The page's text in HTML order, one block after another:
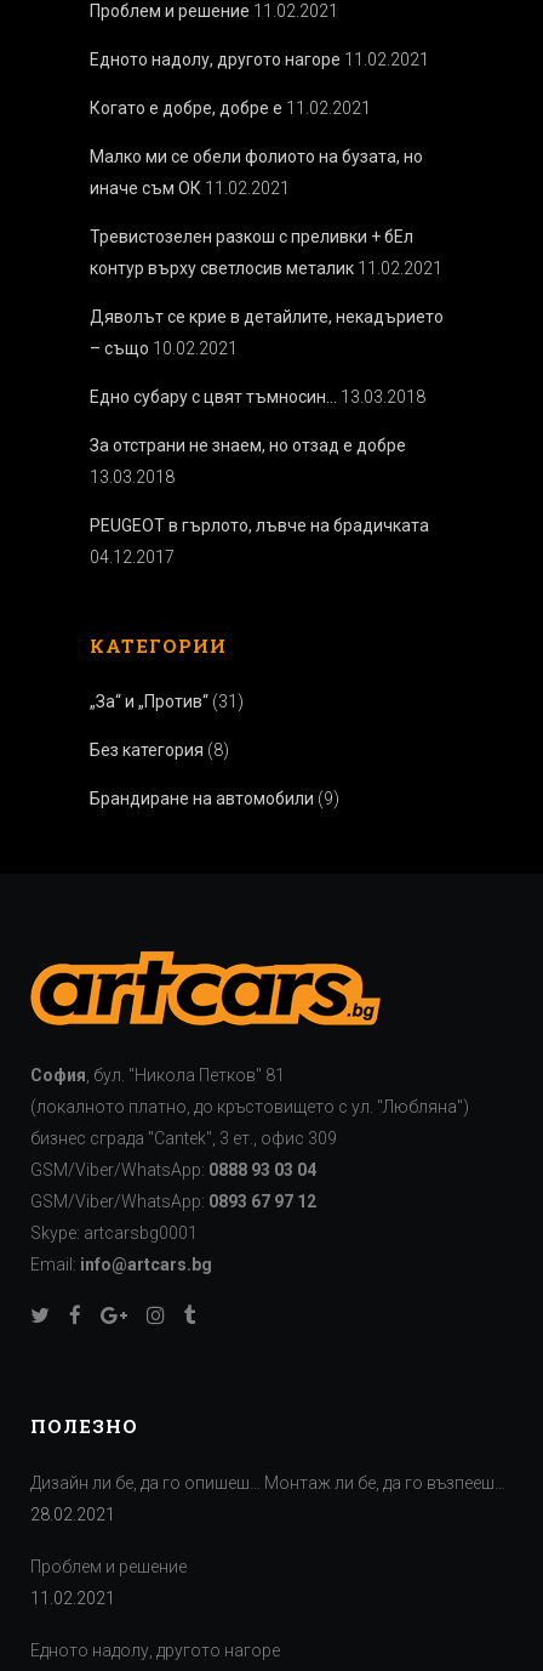
Проблем и решение 11.02.2021
Едното надолу, другото нагоре 11.02.2021
Когато е добре, добре е 11.02.2021
Малко ми се обели фолиото на бузата, но
иначе съм ОК 11.02.2021
Тревистозелен разкош с преливки + бEл
контур върху светлосив металик 11.02.2021
Дяволът се крие в детайлите, некадърието
– също 10.02.2021
Едно субару с цвят тъмносин… 13.03.2018
За отстрани не знаем, но отзад е добре
13.03.2018
PEUGEOT в гърлото, лъвче на брадичката
04.12.2017
КАТЕГОРИИ
„За“ и „Против“ (31)
Без категория (8)
Брандиране на автомобили (9)
София, бул. "Никола Петков" 81
(локалното платно, до кръстовището с ул. "Любляна")
бизнес сграда "Cаntek", 3 ет., офис 309
GSM/Viber/WhatsApp: 0888 93 03 04
GSM/Viber/WhatsApp: 0893 67 97 12
Skype: artcarsbg0001
Email: info@artcars.bg
ПОЛЕЗНО
Дизайн ли бе, да го опишеш… Монтаж ли бе, да го възпееш…
28.02.2021
Проблем и решение
11.02.2021
Едното надолу, другото нагоре